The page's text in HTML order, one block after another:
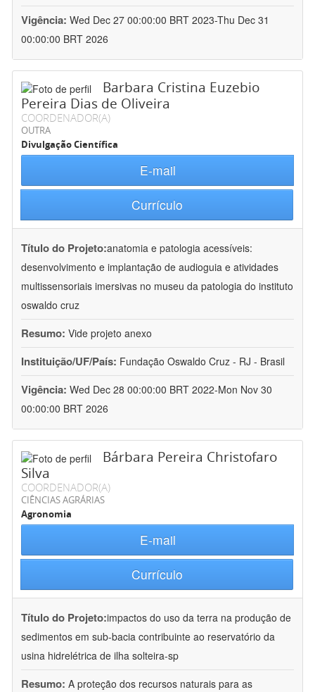
Vigência: Wed Dec 27 00:00:00 BRT 2023-Thu Dec 31
00:00:00 BRT 2026
Barbara Cristina Euzebio
Pereira Dias de Oliveira
COORDENADOR(A)
OUTRA
Divulgação Científica
E-mail
Currículo
Título do Projeto:anatomia e patologia acessíveis:
desenvolvimento e implantação de audioguia e atividades
multissensoriais imersivas no museu da patologia do instituto
oswaldo cruz
Resumo: Vide projeto anexo
Instituição/UF/País: Fundação Oswaldo Cruz - RJ - Brasil
Vigência: Wed Dec 28 00:00:00 BRT 2022-Mon Nov 30
00:00:00 BRT 2026
Bárbara Pereira Christofaro
Silva
COORDENADOR(A)
CIÊNCIAS AGRÁRIAS
Agronomia
E-mail
Currículo
Título do Projeto:impactos do uso da terra na produção de
sedimentos em sub-bacia contribuinte ao reservatório da
usina hidrelétrica de ilha solteira-sp
Resumo: A proteção dos recursos naturais para as